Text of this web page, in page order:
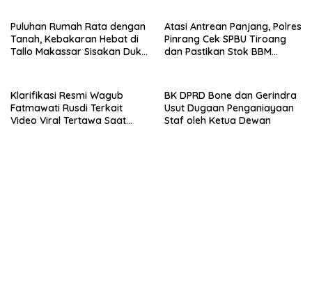
Puluhan Rumah Rata dengan
Tanah, Kebakaran Hebat di
Tallo Makassar Sisakan Duka
Atasi Antrean Panjang, Polres
Pinrang Cek SPBU Tiroang
dan Pastikan Stok BBM
Klarifikasi Resmi Wagub
Fatmawati Rusdi Terkait
Video Viral Tertawa Saat
BK DPRD Bone dan Gerindra
Usut Dugaan Penganiayaan
Staf oleh Ketua Dewan